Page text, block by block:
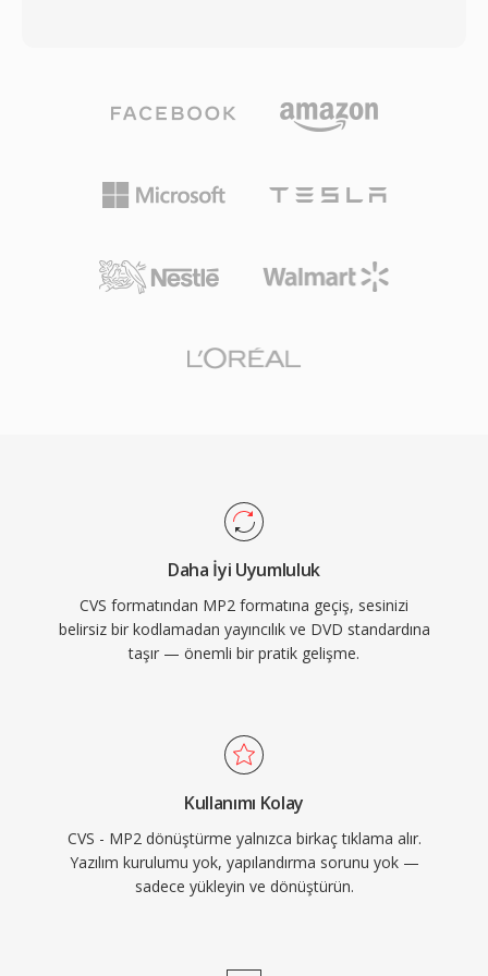
seviyede tutar. Modern geniş bant kodekler
CVS&#039;nın yerini almış olsa da format, eski
önemini ve niş kullanımını korumaktadır.
niceler ve Huffman kodlar. Tipik yayın
Layer III&#039;e kıyasla daha düşük kodlayıcı
karmaşıklığı ve daha i̇yi hata dayanıklılığıyla
televizyonu, DAB dijital radyo ve HDV kamera
gecikmesi de daha kısadır — dudak
yayın sinyalleri için hayati olan iletim hataları
altında zarif bozulma, gerçek zamanlı yayın
zincirlerine uygun minimum kodlama gecikmesi
ve Avrupa ile Asya yayın çerçevelerinde köklü
düzenleyici kabul.
Daha İyi Uyumluluk
CVS formatından MP2 formatına geçiş, sesinizi
belirsiz bir kodlamadan yayıncılık ve DVD standardına
taşır — önemli bir pratik gelişme.
Kullanımı Kolay
CVS - MP2 dönüştürme yalnızca birkaç tıklama alır.
Yazılım kurulumu yok, yapılandırma sorunu yok —
sadece yükleyin ve dönüştürün.